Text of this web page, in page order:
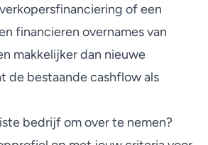
of een
financieren overnames van
makkelijker dan nieuwe
de bestaande cashflow als
bedrijf om over te nemen?